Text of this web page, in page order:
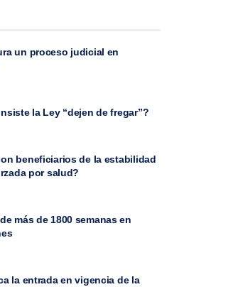
un proceso judicial en
la Ley “dejen de fregar”?
beneficiarios de la estabilidad
por salud?
más de 1800 semanas en
la entrada en vigencia de la